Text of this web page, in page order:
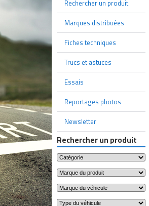
Rechercher un produit
Marques distribuées
Fiches techniques
Trucs et astuces
Essais
Reportages photos
Newsletter
Rechercher un produit